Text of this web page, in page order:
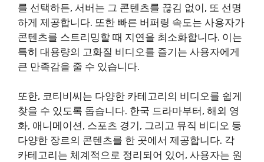
를 선택하든, 서버는 그 콘텐츠를 끊김 없이, 또 선명
하게 제공합니다. 또한 빠른 버퍼링 속도는 사용자가
콘텐츠를 스트리밍할 때 지연을 최소화합니다. 이는
특히 대용량의 고화질 비디오를 즐기는 사용자에게
큰 만족감을 줄 수 있습니다.
또한, 코티비씨는 다양한 카테고리의 비디오를 쉽게
찾을 수 있도록 돕습니다. 한국 드라마부터, 해외 영
화, 애니메이션, 스포츠 경기, 그리고 뮤직 비디오 등
다양한 장르의 콘텐츠를 한 곳에서 제공합니다. 각
카테고리는 체계적으로 정리되어 있어, 사용자는 원